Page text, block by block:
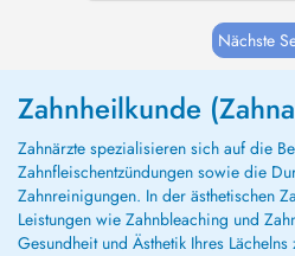
personnalisée du soin.
Nächste
Zahnheilkunde
Zahnärzte spezialisieren sich auf die
Zahnfleischentzündungen sowie die
Zahnreinigungen. In der ästhetischen
Leistungen wie Zahnbleaching und
Gesundheit und Ästhetik Ihres Lächelns